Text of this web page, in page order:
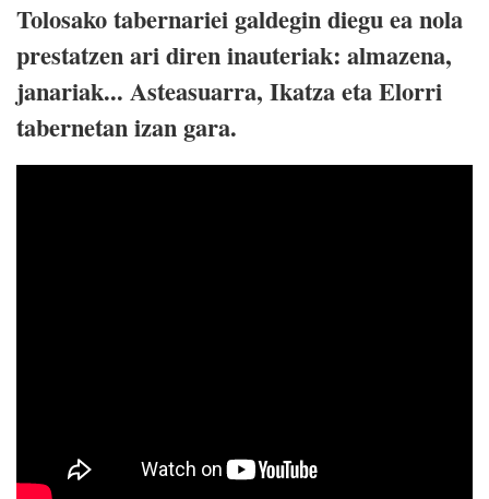
Tolosako tabernariei galdegin diegu ea nola
prestatzen ari diren inauteriak: almazena,
janariak... Asteasuarra, Ikatza eta Elorri
tabernetan izan gara.